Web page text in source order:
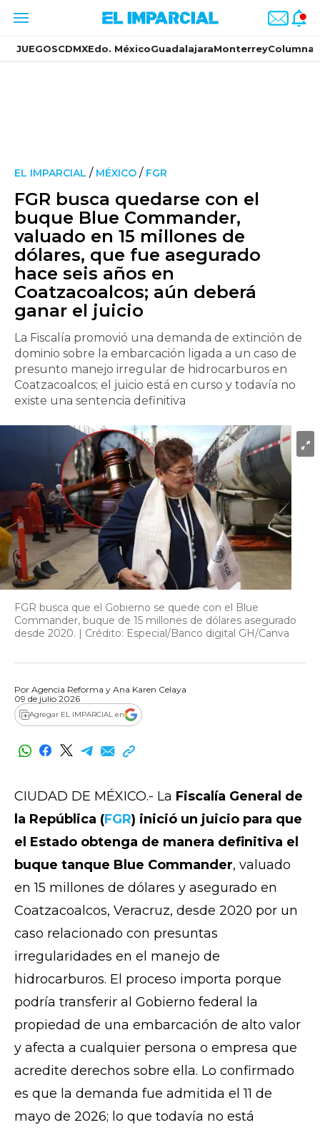
JUEGOSCDMXEdo. MéxicoGuadalajaraMonterreyColumnas
EL IMPARCIAL / MÉXICO / FGR
FGR busca quedarse con el
buque Blue Commander,
valuado en 15 millones de
dólares, que fue asegurado
hace seis años en
Coatzacoalcos; aún deberá
ganar el juicio
La Fiscalía promovió una demanda de extinción de
dominio sobre la embarcación ligada a un caso de
presunto manejo irregular de hidrocarburos en
Coatzacoalcos; el juicio está en curso y todavía no
existe una sentencia definitiva
FGR busca que el Gobierno se quede con el Blue
Commander, buque de 15 millones de dólares asegurado
desde 2020. | Crédito: Especial/Banco digital GH/Canva
Por Agencia Reforma y Ana Karen Celaya
09 de julio 2026
Agregar EL IMPARCIAL en
CIUDAD DE MÉXICO.- La Fiscalía General de
la República (FGR) inició un juicio para que
el Estado obtenga de manera definitiva el
buque tanque Blue Commander, valuado
en 15 millones de dólares y asegurado en
Coatzacoalcos, Veracruz, desde 2020 por un
caso relacionado con presuntas
irregularidades en el manejo de
hidrocarburos. El proceso importa porque
podría transferir al Gobierno federal la
propiedad de una embarcación de alto valor
y afecta a cualquier persona o empresa que
acredite derechos sobre ella. Lo confirmado
es que la demanda fue admitida el 11 de
mayo de 2026; lo que todavía no está